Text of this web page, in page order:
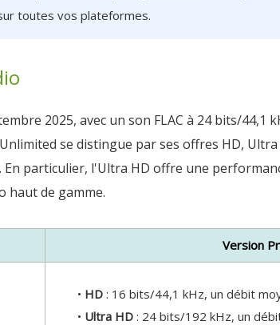
toutes vos plateformes.
2025, avec un son FLAC à 24 bits/44,1
se distingue par ses offres HD,
particulier, l'Ultra HD offre une
haut de gamme.
Version
• HD : 16 bits/44,1 kHz, un débit
• Ultra HD : 24 bits/192 kHz, un